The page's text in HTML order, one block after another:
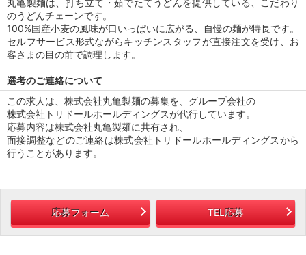
丸亀製麺は、打ち立て・茹でたてうどんを提供している、こだわり
のうどんチェーンです。
100%国産小麦の風味が口いっぱいに広がる、自慢の麺が特長です。
セルフサービス形式ながらキッチンスタッフが直接注文を受け、お
客さまの目の前で調理します。
選考のご連絡について
この求人は、株式会社丸亀製麺の募集を、グループ会社の
株式会社トリドールホールディングスが代行しています。
応募内容は株式会社丸亀製麺に共有され、
面接調整などのご連絡は株式会社トリドールホールディングスから
行うことがあります。
応募フォーム TEL応募